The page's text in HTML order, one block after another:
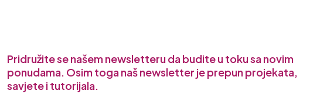
Pridružite se našem newsletteru da budite u toku sa novim
ponudama. Osim toga naš newsletter je prepun projekata,
savjete i tutorijala.